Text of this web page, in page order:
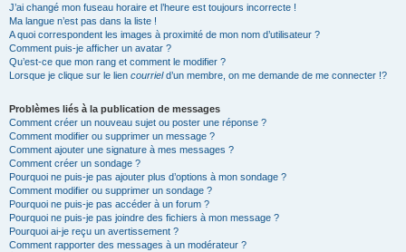
J’ai changé mon fuseau horaire et l’heure est toujours incorrecte !
Ma langue n’est pas dans la liste !
A quoi correspondent les images à proximité de mon nom d’utilisateur ?
Comment puis-je afficher un avatar ?
Qu’est-ce que mon rang et comment le modifier ?
Lorsque je clique sur le lien courrield’un membre, on me demande de me connecter !?
Problèmes liés à la publication de messages
Comment créer un nouveau sujet ou poster une réponse ?
Comment modifier ou supprimer un message ?
Comment ajouter une signature à mes messages ?
Comment créer un sondage ?
Pourquoi ne puis-je pas ajouter plus d’options à mon sondage ?
Comment modifier ou supprimer un sondage ?
Pourquoi ne puis-je pas accéder à un forum ?
Pourquoi ne puis-je pas joindre des fichiers à mon message ?
Pourquoi ai-je reçu un avertissement ?
Comment rapporter des messages à un modérateur ?